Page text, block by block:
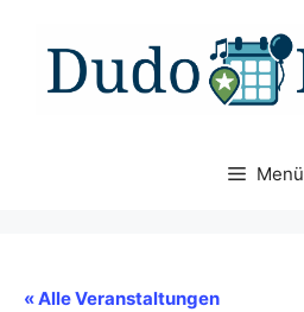
Inhalt
springen
Menü
« Alle Veranstaltungen